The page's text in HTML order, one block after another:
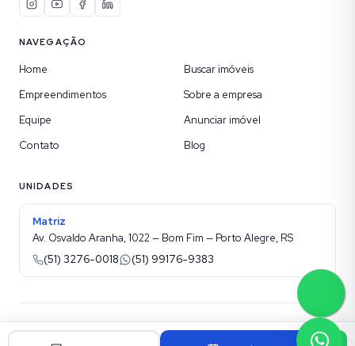
NAVEGAÇÃO
Home
Buscar imóveis
Empreendimentos
Sobre a empresa
Equipe
Anunciar imóvel
Contato
Blog
UNIDADES
Matriz
Av. Osvaldo Aranha, 1022 — Bom Fim — Porto Alegre, RS
(51) 3276-0018
(51) 99176-9383
©2026Kotel Imobiliária. Todos os direitos reservados.
Site para imobiliárias Superadmin